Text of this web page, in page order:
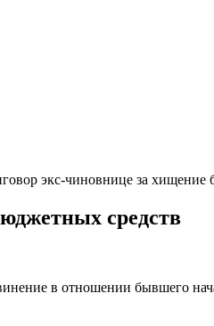
экс-чиновнице за хищение
средств
в отношении